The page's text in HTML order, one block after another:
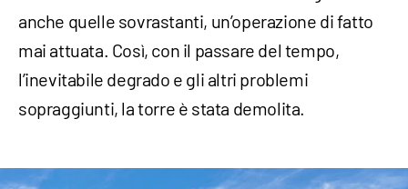
anche quelle sovrastanti, un’operazione di fatto
mai attuata. Così, con il passare del tempo,
l’inevitabile degrado e gli altri problemi
sopraggiunti, la torre è stata demolita.